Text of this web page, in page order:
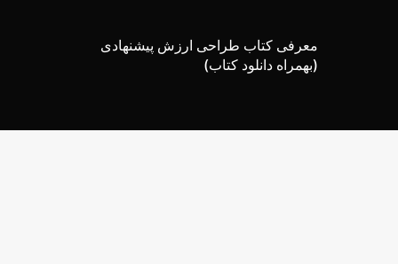
معرفی کتاب طراحی ارزش پیشنهادی
(بهمراه دانلود کتاب)